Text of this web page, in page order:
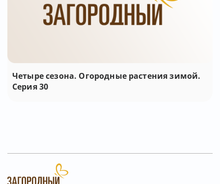
Четыре сезона. Огородные растения зимой.
Серия 30